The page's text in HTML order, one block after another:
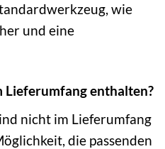
wie
und eine
Lieferumfang enthalten?
nicht im Lieferumfang
die passenden